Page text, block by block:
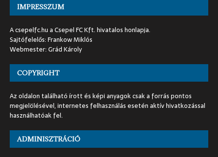
IMPRESSZUM
A csepelfc.hu a Csepel FC Kft. hivatalos honlapja.
Sajtófelelős: Frankow Miklós
Webmester: Grád Károly
COPYRIGHT
Az oldalon található írott és képi anyagok csak a forrás pontos
megjelölésével, internetes felhasználás esetén aktív hivatkozással
használhatóak fel.
ADMINISZTRÁCIÓ